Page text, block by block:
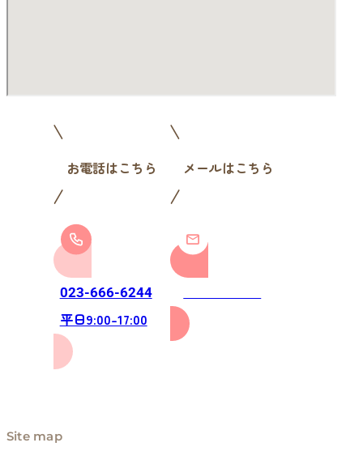
お電話はこちら
023-666-6244
平日9:00-17:00
メールはこちら
Site map